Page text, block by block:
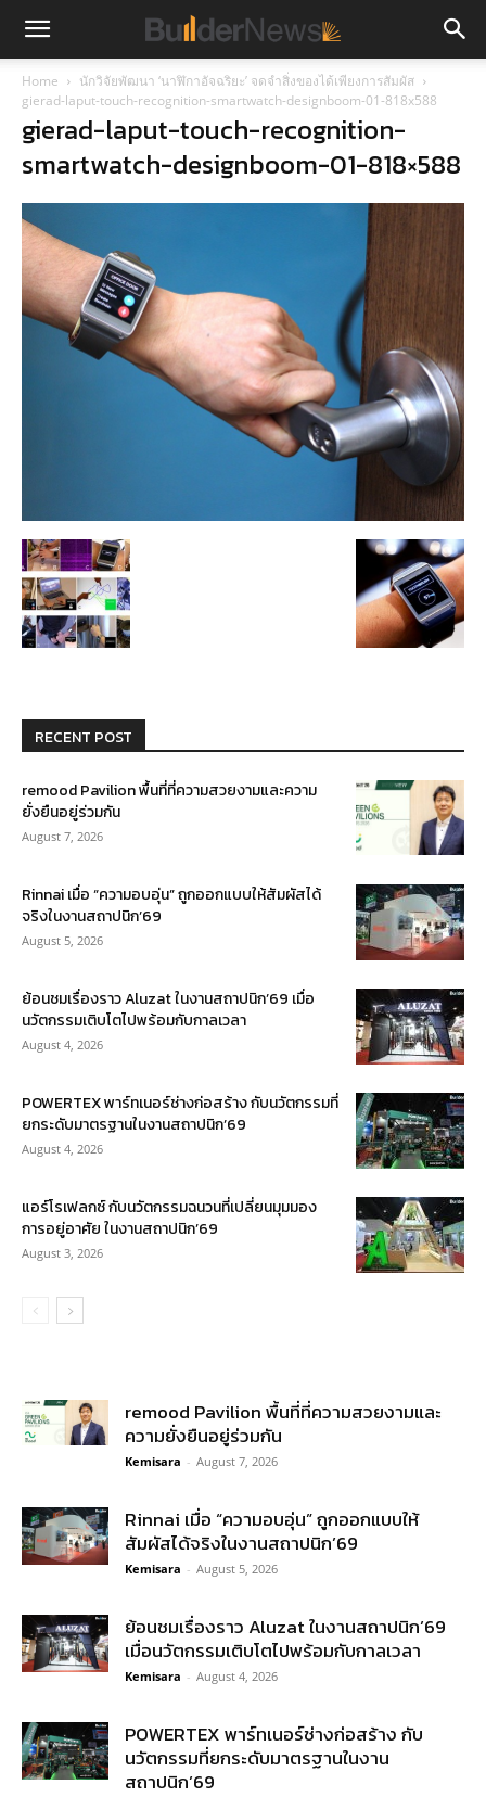
Home
นักวิจัยพัฒนา ‘นาฬิกาอัจฉริยะ’ จดจำสิ่งของได้เพียงการสัมผัส
gierad-laput-touch-recognition-smartwatch-designboom-01-818x588
gierad-laput-touch-recognition-
smartwatch-designboom-01-818×588
RECENT POST
remood Pavilion พื้นที่ที่ความสวยงามและความ
ยั่งยืนอยู่ร่วมกัน
August 7, 2026
Rinnai เมื่อ “ความอบอุ่น” ถูกออกแบบให้สัมผัสได้
จริงในงานสถาปนิก’69
August 5, 2026
ย้อนชมเรื่องราว Aluzat ในงานสถาปนิก’69 เมื่อ
นวัตกรรมเติบโตไปพร้อมกับกาลเวลา
August 4, 2026
POWERTEX พาร์ทเนอร์ช่างก่อสร้าง กับนวัตกรรมที่
ยกระดับมาตรฐานในงานสถาปนิก’69
August 4, 2026
แอร์โรเฟลกซ์ กับนวัตกรรมฉนวนที่เปลี่ยนมุมมอง
การอยู่อาศัย ในงานสถาปนิก’69
August 3, 2026
remood Pavilion พื้นที่ที่ความสวยงามและ
ความยั่งยืนอยู่ร่วมกัน
Kemisara - August 7, 2026
Rinnai เมื่อ “ความอบอุ่น” ถูกออกแบบให้
สัมผัสได้จริงในงานสถาปนิก’69
Kemisara - August 5, 2026
ย้อนชมเรื่องราว Aluzat ในงานสถาปนิก’69
เมื่อนวัตกรรมเติบโตไปพร้อมกับกาลเวลา
Kemisara - August 4, 2026
POWERTEX พาร์ทเนอร์ช่างก่อสร้าง กับ
นวัตกรรมที่ยกระดับมาตรฐานในงาน
สถาปนิก’69